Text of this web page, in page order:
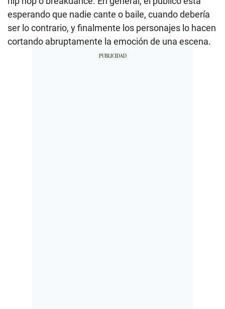
esperando que nadie cante o baile, cuando debería
ser lo contrario, y finalmente los personajes lo hacen
cortando abruptamente la emoción de una escena.